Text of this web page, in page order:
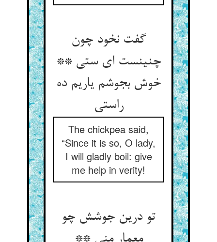
گفت نخود چون
چنینست ای ستی **
خوش بجوشم یاریم ده
راستی
The chickpea said,
“Since it is so, O lady,
I will gladly boil: give
me help in verity!
تو درین جوشش چو